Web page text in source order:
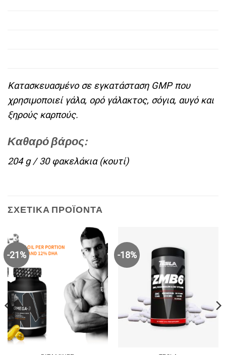
Κατασκευασμένο σε εγκατάσταση GMP που
χρησιμοποιεί γάλα, ορό γάλακτος, σόγια, αυγό και
ξηρούς καρπούς.
Καθαρό βάρος:
204 g / 30 φακελάκια (κουτί)
ΣΧΕΤΙΚΆ ΠΡΟΪΌΝΤΑ
-21% -18%